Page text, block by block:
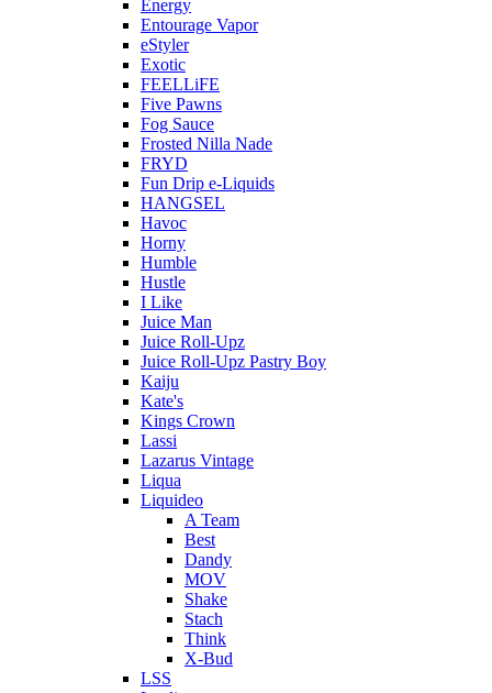
Energy
Entourage Vapor
eStyler
Exotic
FEELLiFE
Five Pawns
Fog Sauce
Frosted Nilla Nade
FRYD
Fun Drip e-Liquids
HANGSEL
Havoc
Horny
Humble
Hustle
I Like
Juice Man
Juice Roll-Upz
Juice Roll-Upz Pastry Boy
Kaiju
Kate's
Kings Crown
Lassi
Lazarus Vintage
Liqua
Liquideo
A Team
Best
Dandy
MOV
Shake
Stach
Think
X-Bud
LSS